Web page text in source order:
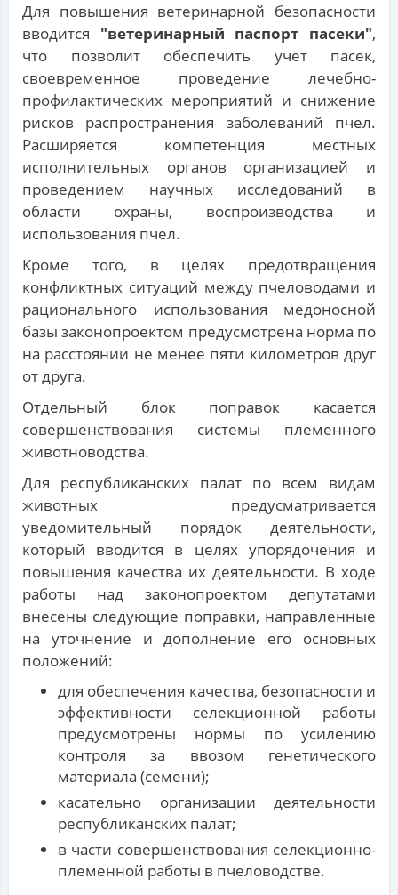
Для повышения ветеринарной безопасности
вводится "ветеринарный паспорт пасеки",
что позволит обеспечить учет пасек,
своевременное проведение лечебно-
профилактических мероприятий и снижение
рисков распространения заболеваний пчел.
Расширяется компетенция местных
исполнительных органов организацией и
проведением научных исследований в
области охраны, воспроизводства и
использования пчел.
Кроме того, в целях предотвращения
конфликтных ситуаций между пчеловодами и
рационального использования медоносной
базы законопроектом предусмотрена норма по
на расстоянии не менее пяти километров друг
от друга.
Отдельный блок поправок касается
совершенствования системы племенного
животноводства.
Для республиканских палат по всем видам
животных предусматривается
уведомительный порядок деятельности,
который вводится в целях упорядочения и
повышения качества их деятельности. В ходе
работы над законопроектом депутатами
внесены следующие поправки, направленные
на уточнение и дополнение его основных
положений:
для обеспечения качества, безопасности и
эффективности селекционной работы
предусмотрены нормы по усилению
контроля за ввозом генетического
материала (семени);
касательно организации деятельности
республиканских палат;
в части совершенствования селекционно-
племенной работы в пчеловодстве.